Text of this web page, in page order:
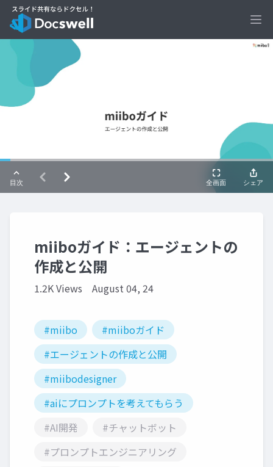
miiboガイド：エージェントの
作成と公開
1.2K Views August 04, 24
#miibo
#miiboガイド
#エージェントの作成と公開
#miibodesigner
#aiにプロンプトを考えてもらう
#AI開発
#チャットボット
#プロンプトエンジニアリング